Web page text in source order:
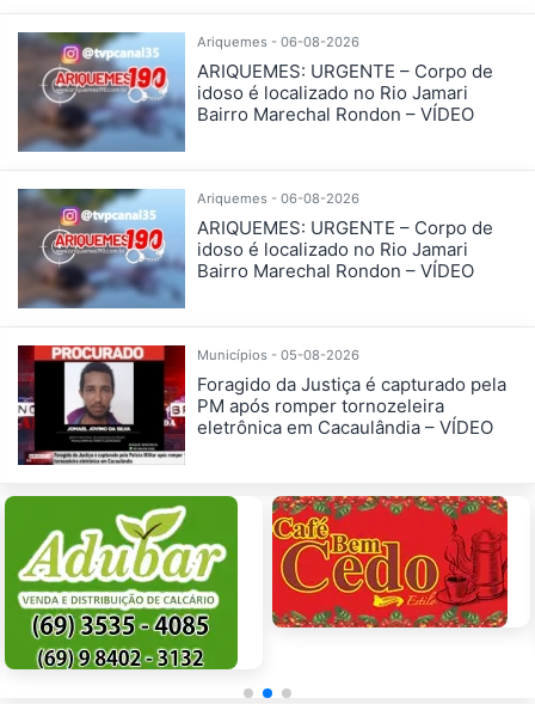
Ariquemes - 06-08-2026
ARIQUEMES: URGENTE – Corpo de
idoso é localizado no Rio Jamari
Bairro Marechal Rondon – VÍDEO
Ariquemes - 06-08-2026
ARIQUEMES: URGENTE – Corpo de
idoso é localizado no Rio Jamari
Bairro Marechal Rondon – VÍDEO
Municípios - 05-08-2026
Foragido da Justiça é capturado pela
PM após romper tornozeleira
eletrônica em Cacaulândia – VÍDEO